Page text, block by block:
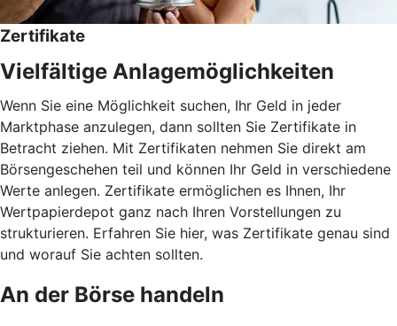
Zertifikate
Vielfältige Anlagemöglichkeiten
Wenn Sie eine Möglichkeit suchen, Ihr Geld in jeder
Marktphase anzulegen, dann sollten Sie Zertifikate in
Betracht ziehen. Mit Zertifikaten nehmen Sie direkt am
Börsengeschehen teil und können Ihr Geld in verschiedene
Werte anlegen. Zertifikate ermöglichen es Ihnen, Ihr
Wertpapierdepot ganz nach Ihren Vorstellungen zu
strukturieren. Erfahren Sie hier, was Zertifikate genau sind
und worauf Sie achten sollten.
An der Börse handeln